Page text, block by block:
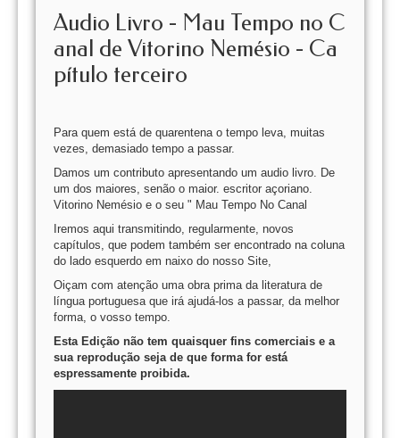
Audio Livro - Mau Tempo no C
anal de Vitorino Nemésio - Ca
pítulo terceiro
Para quem está de quarentena o tempo leva, muitas
vezes, demasiado tempo a passar.
Damos um contributo apresentando um audio livro. De
um dos maiores, senão o maior. escritor açoriano.
Vitorino Nemésio e o seu " Mau Tempo No Canal
Iremos aqui transmitindo, regularmente, novos
capítulos, que podem também ser encontrado na coluna
do lado esquerdo em naixo do nosso Site,
Oiçam com atenção uma obra prima da literatura de
língua portuguesa que irá ajudá-los a passar, da melhor
forma, o vosso tempo.
Esta Edição não tem quaisquer fins comerciais e a
sua reprodução seja de que forma for está
espressamente proibida.